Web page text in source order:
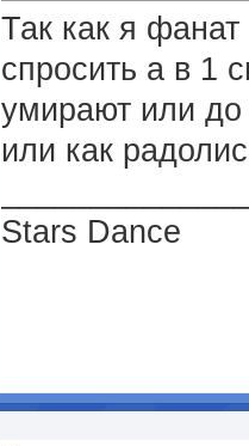
Так как я
спросить а в 1
умирают или до
или как
Stars Dance